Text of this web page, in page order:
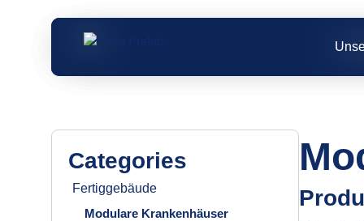
Categories
Fertiggebäude
Modulare Krankenhäuser